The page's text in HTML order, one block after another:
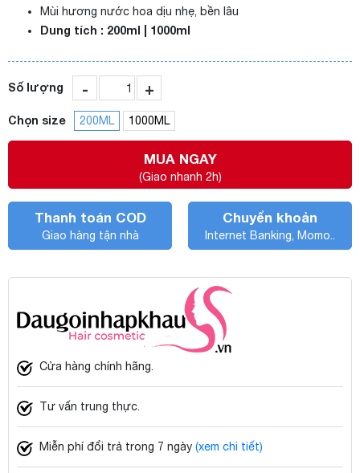
Mùi hương nước hoa dịu nhẹ, bền lâu
Dung tích : 200ml | 1000ml
Số lượng - +
Chọn size 200ML 1000ML
MUA NGAY
(Giao nhanh 2h)
Thanh toán COD
Giao hàng tận nhà
Chuyển khoản
Internet Banking, Momo..
Cửa hàng chính hãng.
Tư vấn trung thực.
Miễn phí đổi trả trong 7 ngày (xem chi tiết)